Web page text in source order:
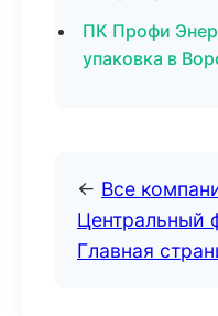
ПК Профи
упаковка в
← Все
Центральный
Главная